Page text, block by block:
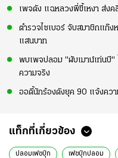
เพจดัง แฉหลวงพี่ขี้เหงา ส่งค
ตำรวจไซเบอร์ จับสมาชิกแก๊ง
แสนบาท
พบเพจปลอม "ผับเมาน์เท่นบี"
ความจริง
ออดี้นักร้องดังยุค 90 แจ้งคว
แท็กที่เกี่ยวข้อง
ปลอมเฟซบุ๊ก เฟซบุ๊กปลอม